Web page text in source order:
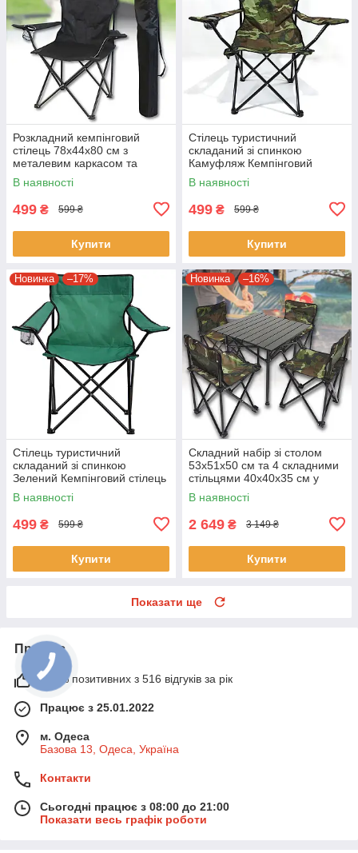
Розкладний кемпінговий
стілець 78х44х80 см з
металевим каркасом та
тканинною спинкою
В наявності
499 ₴ 599 ₴
Купити
Стілець туристичний
складаний зі спинкою
Камуфляж Кемпінговий
стілець для походів та
риболовлі
В наявності
499 ₴ 599 ₴
Купити
Новинка –17%
Стілець туристичний
складаний зі спинкою
Зелений Кемпінговий стілець
для походів та риболовлі
В наявності
499 ₴ 599 ₴
Купити
Новинка –16%
Складний набір зі столом
53х51х50 см та 4 складними
стільцями 40х40х35 см у
чохлі
В наявності
2 649 ₴ 3 149 ₴
Купити
Показати ще
Про нас
100% позитивних з 516 відгуків за рік
Працює з 25.01.2022
м. Одеса
Базова 13, Одеса, Україна
Контакти
Сьогодні працює з 08:00 до 21:00
Показати весь графік роботи